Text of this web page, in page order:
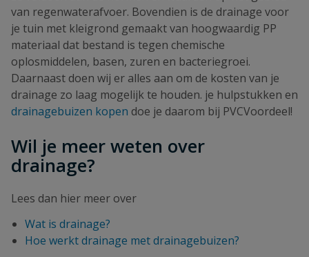
van regenwaterafvoer. Bovendien is de drainage voor
je tuin met kleigrond gemaakt van hoogwaardig PP
materiaal dat bestand is tegen chemische
oplosmiddelen, basen, zuren en bacteriegroei.
Daarnaast doen wij er alles aan om de kosten van je
drainage zo laag mogelijk te houden. je hulpstukken en
drainagebuizen kopen doe je daarom bij PVCVoordeel!
Wil je meer weten over
drainage?
Lees dan hier meer over
Wat is drainage?
Hoe werkt drainage met drainagebuizen?